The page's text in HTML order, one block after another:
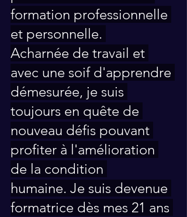
formation professionnelle
et personnelle.
Acharnée de travail et
avec une soif d'apprendre
démesurée, je suis
toujours en quête de
nouveau défis pouvant
profiter à l'amélioration
de la condition
humaine. Je suis devenue
formatrice dès mes 21 ans